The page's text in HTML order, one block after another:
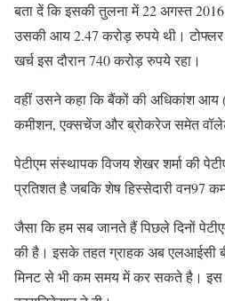
बता दें कि इसकी तुलना में 22 अगस्त 2016
उसकी आय 2.47 करोड़ रुपये थी।
खर्च इस दौरान 740 करोड़ रुपये रहा।
वहीं उसने कहा कि बैंकों की अधिकांश आय
कमीशन, एक्सचेंज और ब्रोकरेज समेत
पेटीएम संस्थापक विजय शेखर शर्मा की
प्रतिशत है जबकि शेष हिस्सेदारी वन97
जैसा क‍ि हम सब जानते हैं प‍िछले दिनों
की है। इसके तहत ग्राहक अब एलआईसी
मिनट से भी कम समय में कर सकते है। इस